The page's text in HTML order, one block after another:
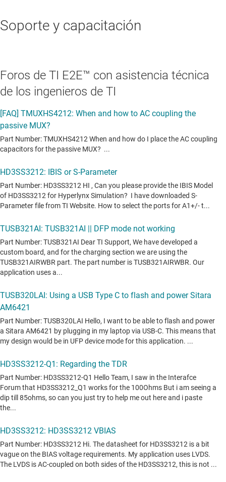
Soporte y capacitación
Foros de TI E2E™ con asistencia técnica
de los ingenieros de TI